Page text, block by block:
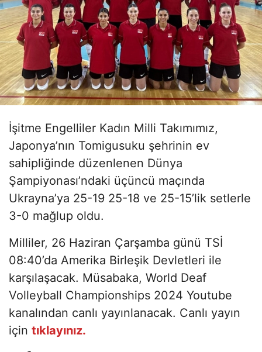
İşitme Engelliler Kadın Milli Takımımız,
Japonya’nın Tomigusuku şehrinin ev
sahipliğinde düzenlenen Dünya
Şampiyonası’ndaki üçüncü maçında
Ukrayna’ya 25-19 25-18 ve 25-15’lik setlerle
3-0 mağlup oldu.
Milliler, 26 Haziran Çarşamba günü TSİ
08:40’da Amerika Birleşik Devletleri ile
karşılaşacak. Müsabaka, World Deaf
Volleyball Championships 2024 Youtube
kanalından canlı yayınlanacak. Canlı yayın
için tıklayınız.